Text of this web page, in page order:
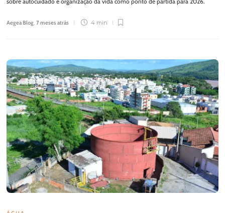
Aegea Blog,7 meses atrás 4 min